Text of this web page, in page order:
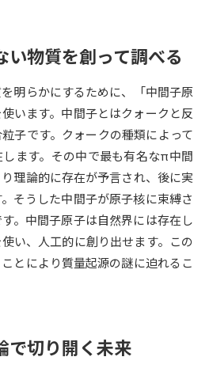
（高2生用）
を調べる
実施プログラムから探す
夢ナビライブ
い物質を創って調べる
を明らかにするために、「中間子原
います。中間子とはクォークと反
子です。クォークの種類によって
ます。その中で最も有名なπ中間
理論的に存在が予言され、後に実
そうした中間子が原子核に束縛さ
。中間子原子は自然界には存在し
い、人工的に創り出せます。この
とにより質量起源の謎に迫れるこ
で切り開く未来